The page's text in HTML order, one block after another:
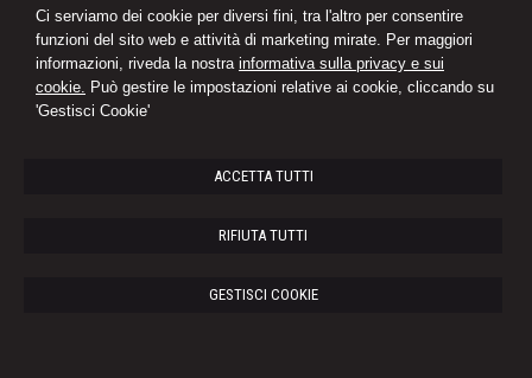
Ci serviamo dei cookie per diversi fini, tra l'altro per consentire
funzioni del sito web e attività di marketing mirate. Per maggiori
informazioni, riveda la nostra informativa sulla privacy e sui
cookie. Può gestire le impostazioni relative ai cookie, cliccando su
'Gestisci Cookie'
ACCETTA TUTTI
RIFIUTA TUTTI
GESTISCI COOKIE
Tel.0864210458
© 2026 Copyright Studio Legale Fiorino. Tutti i diritti riservati | P.IVA
01547870665 |Gestisci Cookie-Sitemap-Privacy -Cookie Policy-